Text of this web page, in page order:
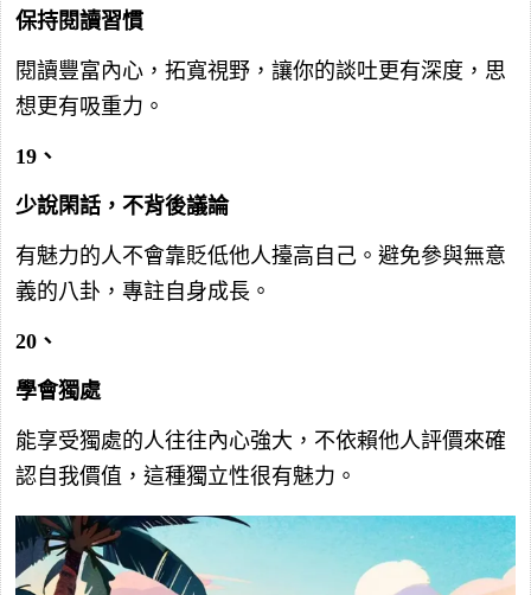
保持閱讀習慣
閱讀豐富內心，拓寬視野，讓你的談吐更有深度，思
想更有吸重力。
19、
少說閑話，不背後議論
有魅力的人不會靠貶低他人擡高自己。避免參與無意
義的八卦，專註自身成長。
20、
學會獨處
能享受獨處的人往往內心強大，不依賴他人評價來確
認自我價值，這種獨立性很有魅力。